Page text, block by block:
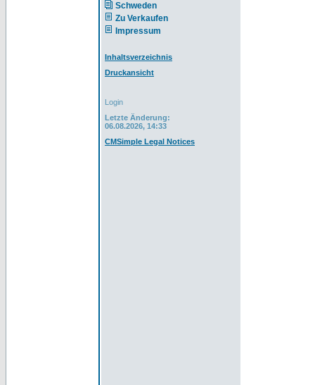
Schweden
Zu Verkaufen
Impressum
Inhaltsverzeichnis
Druckansicht
Login
Letzte Änderung:
06.08.2026, 14:33
CMSimple Legal Notices